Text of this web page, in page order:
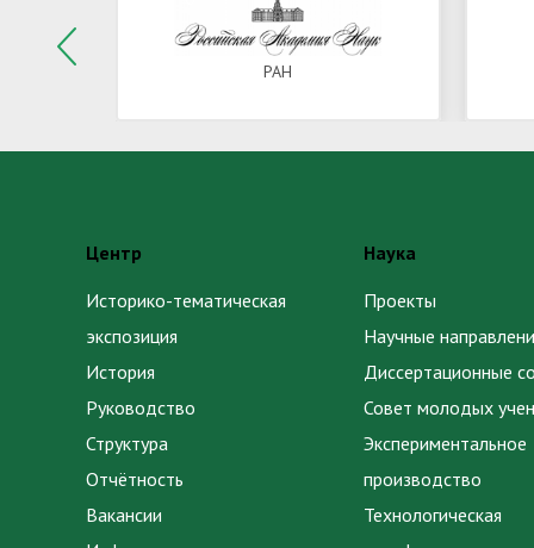
РАН
Центр
Историко-тематическая
экспозиция
История
Руководство
Структура
Отчётность
Вакансии
Наука
Проекты
Научные
Диссертационные
Совет молодых
Экспериментальное
производство
Технологическая